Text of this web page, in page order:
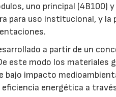
uno principal (4B100)
para uso institucional, y la
a partir de un
este modo los materiales
bajo impacto
energética a